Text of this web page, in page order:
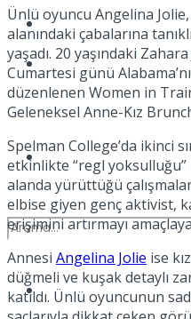
Kadınca
Dünya
Türkiye
Podcast
No Result
Ünlü oyuncu Angelina
alanındaki çabalarına
yaşadı. 20 yaşındaki
Cumartesi günü
düzenlenen Women in
Geleneksel Anne-Kız
Spelman College’da ikinci
etkinlikte “regl
alanda yürüttüğü
elbise giyen genç aktivist,
erişimini artırmayı
Annesi Angelina Jolie ise
düğmeli ve kuşak detaylı
katıldı. Ünlü oyuncunun